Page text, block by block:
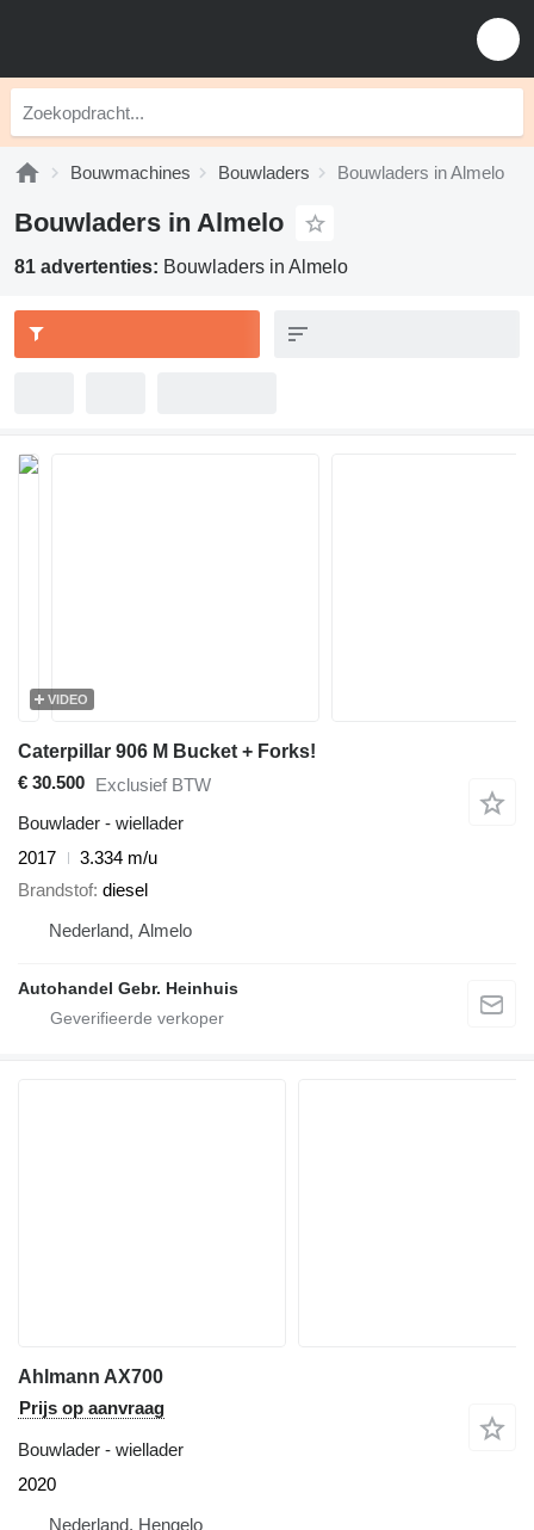
Bouwmachines Bouwladers Bouwladers in Almelo
Bouwladers in Almelo
81 advertenties: Bouwladers in Almelo
VIDEO
Caterpillar 906 M Bucket + Forks!
€ 30.500 Exclusief BTW
Bouwlader - wiellader
2017
3.334 m/u
Brandstof diesel
Nederland, Almelo
Autohandel Gebr. Heinhuis
Ahlmann AX700
Prijs op aanvraag
Bouwlader - wiellader
2020
Nederland, Hengelo